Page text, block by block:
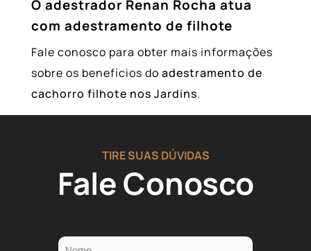
O adestrador Renan Rocha atua
com adestramento de filhote
Fale conosco para obter mais informações
sobre os benefícios do adestramento de
cachorro filhote nos Jardins.
TIRE SUAS DÚVIDAS
Fale Conosco